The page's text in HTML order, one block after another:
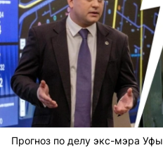
Прогноз по делу экс-мэра Уфы